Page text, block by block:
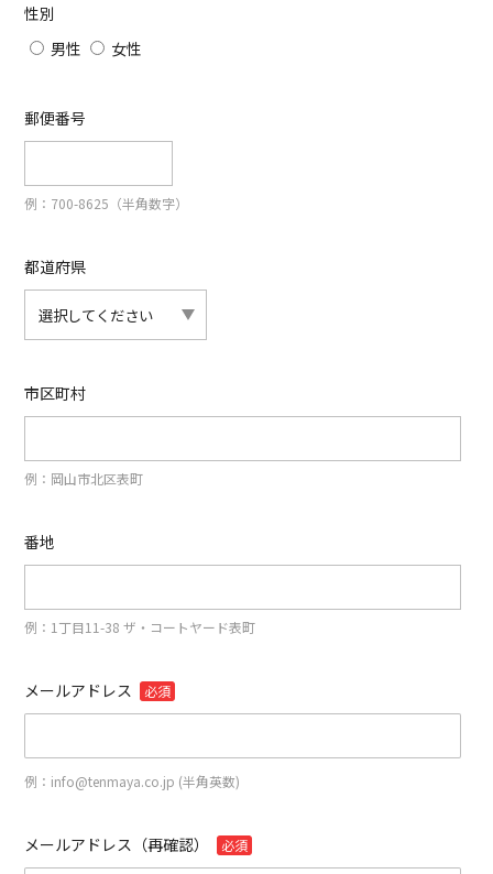
性別
男性
女性
郵便番号
例：700-8625（半角数字）
都道府県
市区町村
例：岡山市北区表町
番地
例：1丁目11-38 ザ・コートヤード表町
メールアドレス 必須
例：info@tenmaya.co.jp (半角英数)
メールアドレス（再確認） 必須